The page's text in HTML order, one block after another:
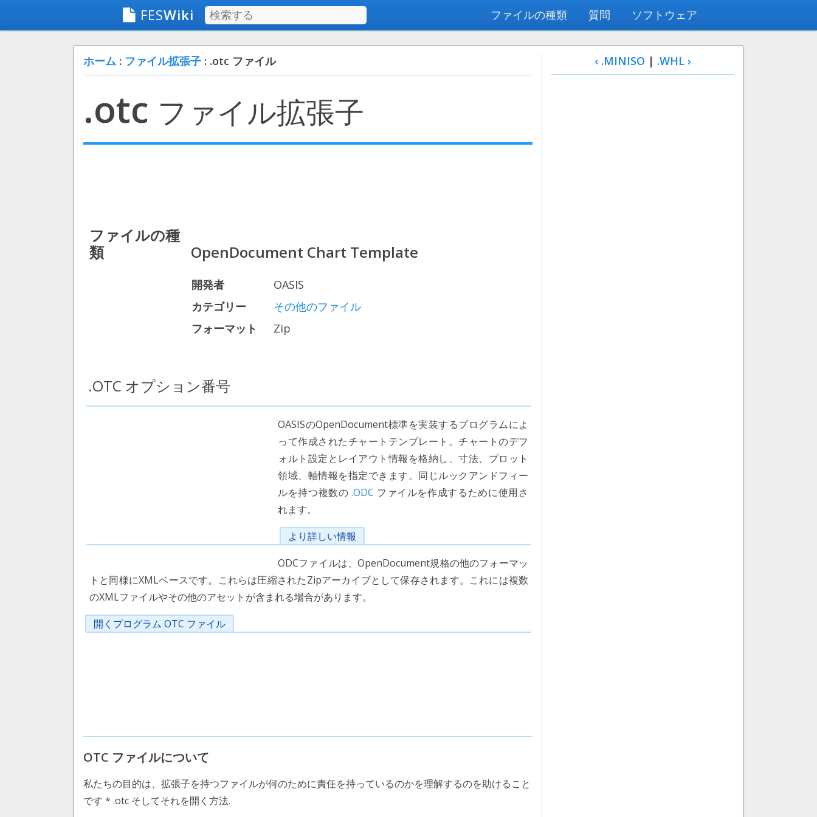
FESWiki ファイルの種類 質問 ソフトウェア
ホーム : ファイル拡張子 : .otc ファイル
.otc ファイル拡張子
ファイルの種
類
OpenDocument Chart Template
開発者
OASIS
カテゴリー
その他のファイル
フォーマット
Zip
.OTC オプション番号
OASISのOpenDocument標準を実装するプログラムによ
って作成されたチャートテンプレート。チャートのデフ
ォルト設定とレイアウト情報を格納し、寸法、プロット
領域、軸情報を指定できます。同じルックアンドフィー
ルを持つ複数の.ODC ファイルを作成するために使用さ
れます。
より詳しい情報
ODCファイルは、OpenDocument規格の他のフォーマッ
トと同様にXMLベースです。これらは圧縮されたZipアーカイブとして保存されます。これには複数
のXMLファイルやその他のアセットが含まれる場合があります。
開くプログラム OTC ファイル
OTC ファイルについて
私たちの目的は、拡張子を持つファイルが何のために責任を持っているのかを理解するのを助けること
です * .otc そしてそれを開く方法.
‹ .MINISO | .WHL ›